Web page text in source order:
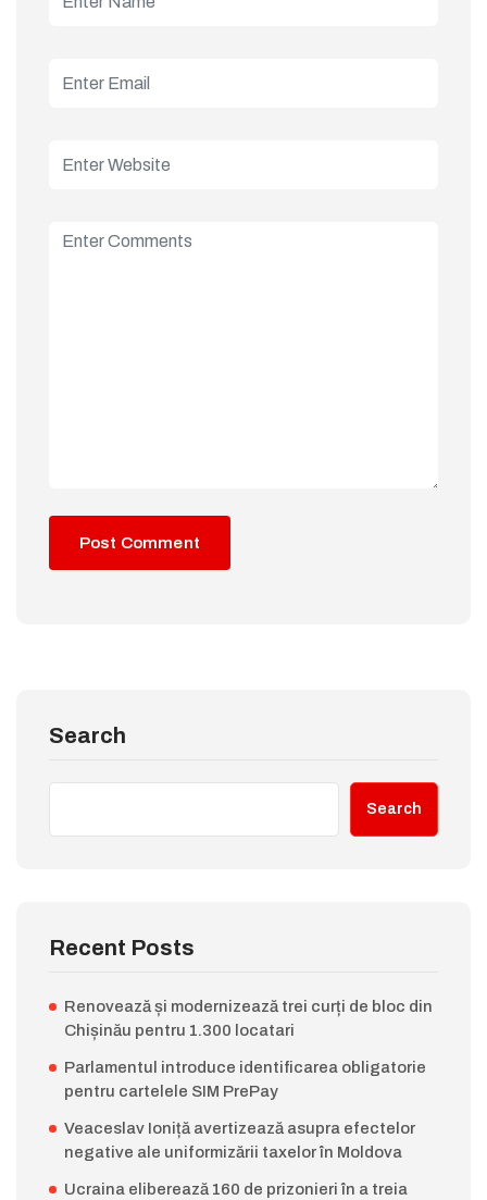
Search
Search
Recent Posts
Renovează și modernizează trei curți de bloc din
Chișinău pentru 1.300 locatari
Parlamentul introduce identificarea obligatorie
pentru cartelele SIM PrePay
Veaceslav Ioniță avertizează asupra efectelor
negative ale uniformizării taxelor în Moldova
Ucraina eliberează 160 de prizonieri în a treia